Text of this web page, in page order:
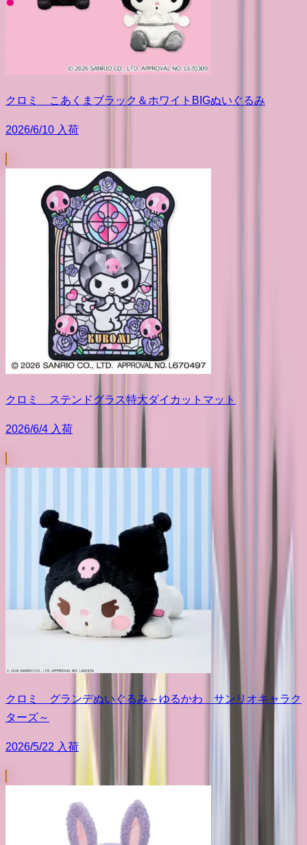
クロミ こあくまブラック＆ホワイトBIGぬいぐるみ
2026/6/10 入荷
クロミ ステンドグラス特大ダイカットマット
2026/6/4 入荷
クロミ グランデぬいぐるみ～ゆるかわ サンリオキャラク
ターズ～
2026/5/22 入荷